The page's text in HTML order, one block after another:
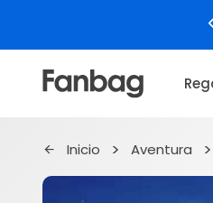
Inicio Aventura